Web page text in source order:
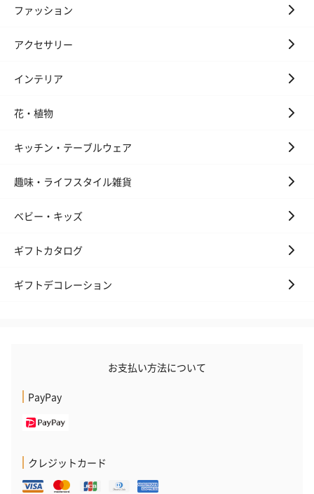
ファッション
アクセサリー
インテリア
花・植物
キッチン・テーブルウェア
趣味・ライフスタイル雑貨
ベビー・キッズ
ギフトカタログ
ギフトデコレーション
お支払い方法について
PayPay
クレジットカード